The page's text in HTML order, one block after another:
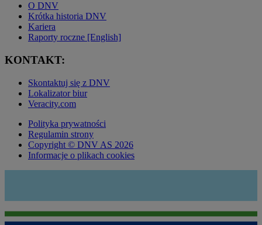
O DNV
Krótka historia DNV
Kariera
Raporty roczne [English]
KONTAKT:
Skontaktuj się z DNV
Lokalizator biur
Veracity.com
Polityka prywatności
Regulamin strony
Copyright © DNV AS 2026
Informacje o plikach cookies